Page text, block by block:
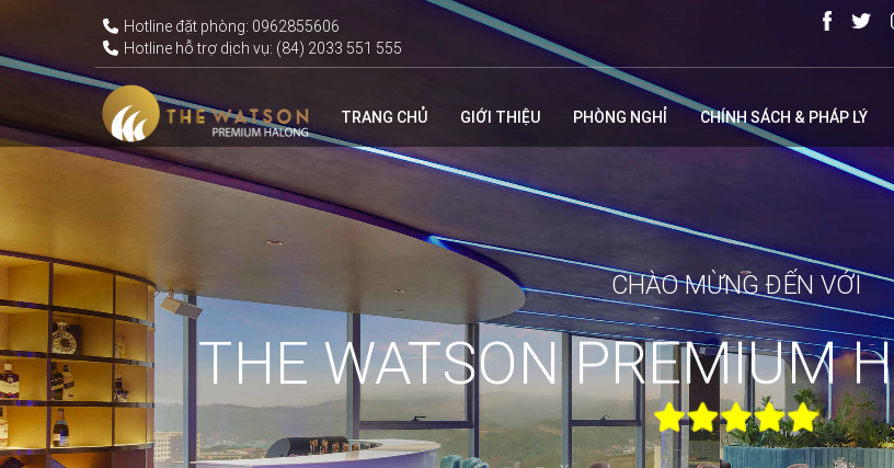
Hotline đặt phòng: 0962855606
Hotline hỗ trợ dịch vụ: (84) 2033 551 555
TRANG CHỦ GIỚI THIỆU PHÒNG NGHỈ CHÍNH SÁCH & PHÁP LÝ
CHÀO MỪNG ĐẾN VỚI
THE WATSON PREMIUM